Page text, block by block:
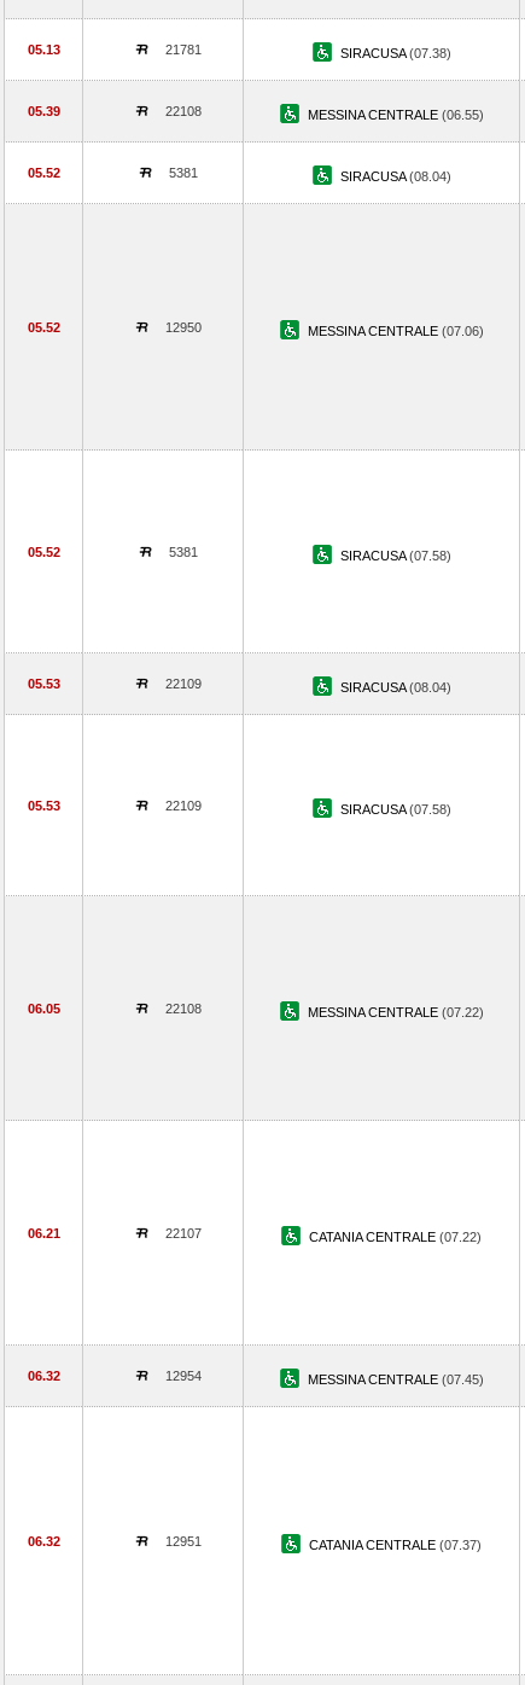
05.13 21781 SIRACUSA(07.38)
05.39 22108 MESSINA CENTRALE (06.55)
05.52 5381 SIRACUSA(08.04)
05.52 12950 MESSINA CENTRALE (07.06)
05.52 5381 SIRACUSA(07.58)
05.53 22109 SIRACUSA(08.04)
05.53 22109 SIRACUSA(07.58)
06.05 22108 MESSINA CENTRALE (07.22)
06.21 22107 CATANIA CENTRALE (07.22)
06.32 12954 MESSINA CENTRALE (07.45)
06.32 12951 CATANIA CENTRALE (07.37)